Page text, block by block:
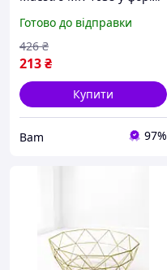
для кухні та столу bam
Готово до відправки
213₴
426 ₴
Купити
Bam 97%